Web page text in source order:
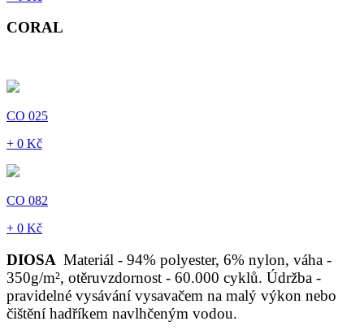
CORAL
CO 025
+ 0 Kč
CO 082
+ 0 Kč
DIOSA Materiál - 94% polyester, 6% nylon, váha -
350g/m², otěruvzdornost - 60.000 cyklů. Údržba -
pravidelné vysávání vysavačem na malý výkon nebo
čištění hadříkem navlhčeným vodou.